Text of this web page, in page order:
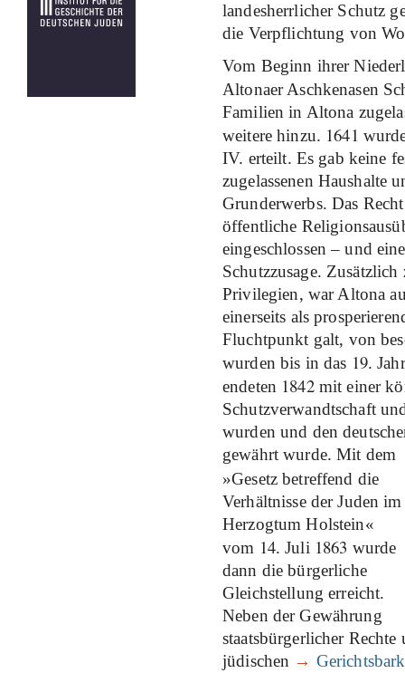
landesherrlicher Schutz
die Verpflichtung von
Vom Beginn ihrer
Altonaer Aschkenasen
Familien in Altona
weitere hinzu. 1641
IV. erteilt. Es gab keine
zugelassenen Haushalte
Grunderwerbs. Das
öffentliche
eingeschlossen – und
Schutzzusage.
Privilegien, war Altona
einerseits als
Fluchtpunkt galt, von
wurden bis in das 19.
endeten 1842mit einer
Schutzverwandtschaft
wurden und den
gewährt wurde.Mit dem
»Gesetz betreffend die
Verhältnisse der Juden im
Herzogtum Holstein«
vom 14. Juli 1863 wurde
dann die bürgerliche
Gleichstellung erreicht.
Neben der Gewährung
staatsbürgerlicher
jüdischen →